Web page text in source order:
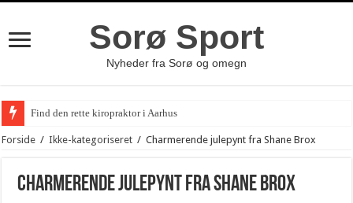
Sorø Sport
Nyheder fra Sorø og omegn
Find den rette kiropraktor i Aarhus
Forside / Ikke-kategoriseret / Charmerende julepynt fra Shane Brox
Charmerende julepynt fra Shane Brox